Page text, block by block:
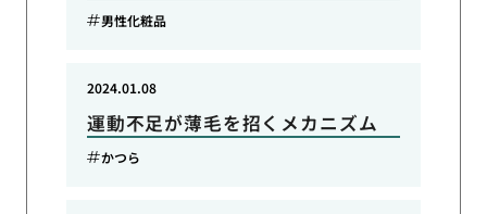
男性化粧品
運動不足が薄毛を招くメカニズム
2024.01.08
かつら